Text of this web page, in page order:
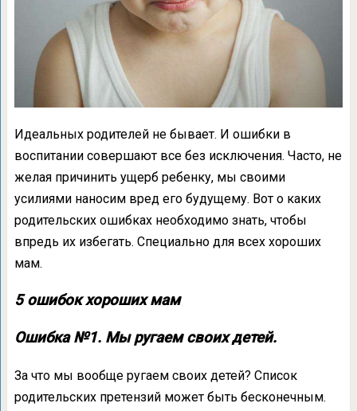
Идеальных родителей не бывает. И ошибки в
воспитании совершают все без исключения. Часто, не
желая причинить ущерб ребенку, мы своими
усилиями наносим вред его будущему. Вот о каких
родительских ошибках необходимо знать, чтобы
впредь их избегать. Специально для всех хороших
мам.
5 ошибок хороших мам
Ошибка №1. Мы ругаем своих детей.
За что мы вообще ругаем своих детей? Список
родительских претензий может быть бесконечным.